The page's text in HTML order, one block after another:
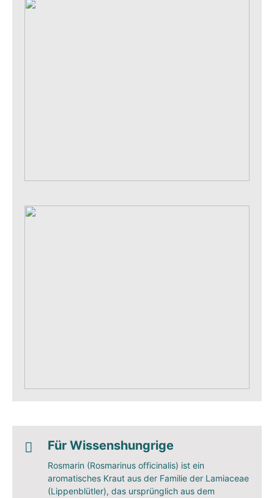
Für Wissenshungrige
Rosmarin (Rosmarinus officinalis) ist ein
aromatisches Kraut aus der Familie der Lamiaceae
(Lippenblütler), das ursprünglich aus dem